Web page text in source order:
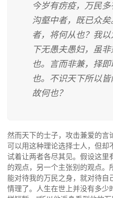
今岁有疠疫，万民
沟壑中者，既已众
者，将何从也？我
下无愚夫愚妇，虽
也。言而非兼，择
也。不识天下所以
故何也？
然而天下的士子，攻击兼爱的言
可以用这种理论选择士人，但却
试着让两者各尽其见。假设这里
的观点，另一个主张别的观点。
能对待我的万民之身，就对待自
情理了。人生在世上并没有多少